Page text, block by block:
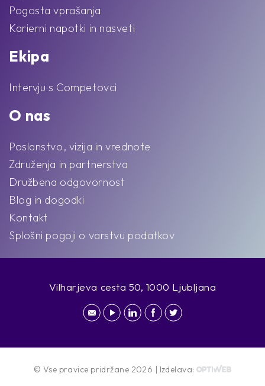
Pogosta vprašanja
Karierni napotki in nasveti
Ekipa
Intervju s Competovci
O nas
Poslanstvo, vizija in vrednote
Združenja in partnerstva
Družbena odgovornost
Blog in dogodki
Kontakt
Splošni pogoji o varstvu podatkov
Vilharjeva cesta 50, 1000 Ljubljana
© Vse pravice pridržane 2026 | Izdelava: